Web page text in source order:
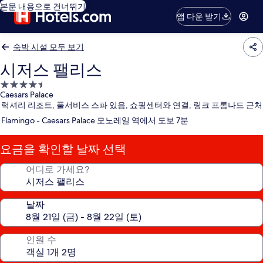
본문 내용으로 건너뛰기
앱 다운 받기
숙박 시설 모두 보기
시저스 팰리스
4.5
성
급
숙
박
시
설
Caesars Palace
럭셔리 리조트, 풀서비스 스파 있음, 쇼핑센터와 연결, 링크 프롬나드 근처
Flamingo - Caesars Palace 모노레일 역에서 도보 7분
요금을 확인할 날짜 선택
어디로 가세요?
날짜
인원 수